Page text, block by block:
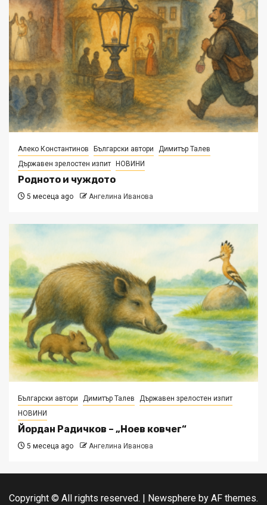
Алеко Константинов Български автори
Димитър Талев
Държавен зрелостен изпит
НОВИНИ
Родното и чуждото
5 месеца ago Ангелина Иванова
Български автори Димитър Талев
Държавен зрелостен изпит
НОВИНИ
Йордан Радичков – „Ноев ковчег“
5 месеца ago Ангелина Иванова
Copyright © All rights reserved. | Newsphere by AF themes.